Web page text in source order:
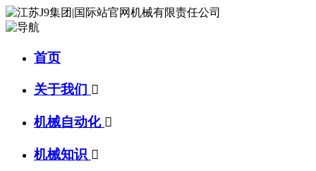
首页
关于我们 
机械自动化 
机械知识 